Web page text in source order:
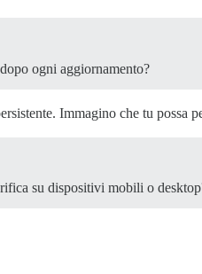
ogni aggiornamento?
Immagino che tu possa
su dispositivi mobili o